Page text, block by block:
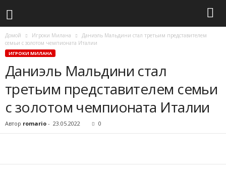
Домой Игроки Милана
Даниэль Мальдини стал третьим представителем
семьи с золотом чемпионата Италии
ИГРОКИ МИЛАНА
Даниэль Мальдини стал
третьим представителем семьи
с золотом чемпионата Италии
Автор romario - 23.05.2022 0